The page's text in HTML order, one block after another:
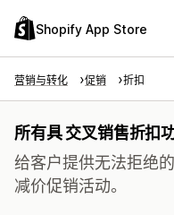
Shopify App Store
营销与转化 促销 折扣
所有具 交叉销售折扣
给客户提供无法拒绝
减价促销活动。